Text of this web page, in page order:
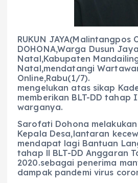
RUKUN JAYA(Malintangpos
DOHONA,Warga Dusun
Natal,Kabupaten
Natal,mendatangi
Online,Rabu(1/7).
mengelukan atas sikap
memberikan BLT-DD tahap
warganya.
Sarofati Dohona
Kepala Desa,lantaran
mendapat lagi Bantuan
tahap ll BLT-DD Anggaran
2020.sebagai penerima
dampak pandemi virus